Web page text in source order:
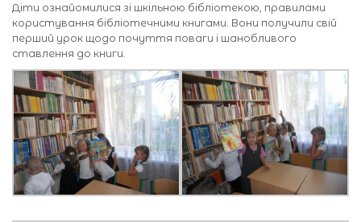
Діти ознайомилися зі шкільною бібліотекою, правилами
користування бібліотечними книгами. Вони получили свій
перший урок щодо почуття поваги і шанобливого
ставлення до книги.